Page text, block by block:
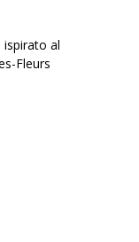
al
Fleurs